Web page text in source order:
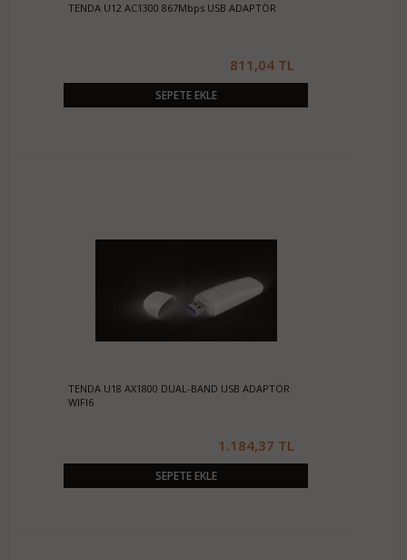
TENDA U12 AC1300 867Mbps USB ADAPTÖR
811,04 TL
SEPETE EKLE
TENDA U18 AX1800 DUAL-BAND USB ADAPTÖR
WIFI6
1.184,37 TL
SEPETE EKLE